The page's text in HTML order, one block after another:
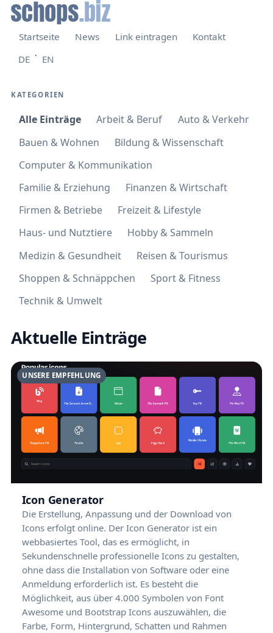
Startseite News Link eintragen
Kontakt
DE · EN
KATEGORIEN
Alle Einträge Arbeit & Beruf
Auto & Verkehr
Bauen & Wohnen
Bildung & Wissenschaft
Computer & Kommunikation
Familie & Erziehung
Finanzen & Wirtschaft
Firmen & Betriebe
Freizeit & Lifestyle
Haus- und Nutztiere
Hobby & Sammeln
Medizin & Gesundheit
Reisen & Tourismus
Shoppen & Schnäppchen
Sport & Fitness
Technik & Umwelt
Aktuelle Einträge
UNSERE EMPFEHLUNG
Icon Generator
Die Erstellung, Anpassung und der Download von
Icons erfolgt online. Der Icon Generator ist ein
webbasiertes Tool, das es ermöglicht, in
Sekundenschnelle professionelle Icons zu gestalten,
ohne dass die Installation von Software oder eine
Anmeldung erforderlich ist. Es besteht die
Möglichkeit, aus über 4.000 Symbolen von Font
Awesome und Bootstrap Icons auszuwählen, die
Farbe, Form, Hintergrund, Schatten und Rahmen